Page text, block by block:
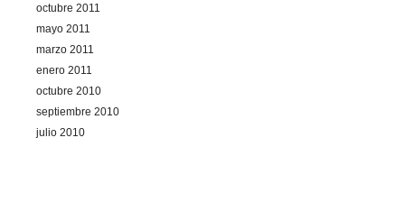
octubre 2011
mayo 2011
marzo 2011
enero 2011
octubre 2010
septiembre 2010
julio 2010